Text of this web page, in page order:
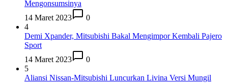
Mengonsumsinya
14 Maret 2023
0
4
Demi Xpander, Mitsubishi Bakal Mengimpor Kembali Pajero
Sport
14 Maret 2023
0
5
Aliansi Nissan-Mitsubishi Luncurkan Livina Versi Mungil